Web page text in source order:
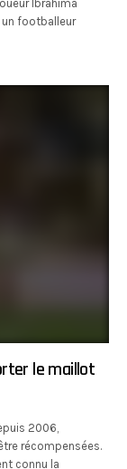
Ibrahima
un footballeur
le maillot
2006,
récompensées.
connu la